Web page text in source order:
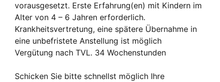
vorausgesetzt. Erste Erfahrung(en) mit Kindern im
Alter von 4 – 6 Jahren erforderlich.
Krankheitsvertretung, eine spätere Übernahme in
eine unbefristete Anstellung ist möglich
Vergütung nach TVL. 34 Wochenstunden
Schicken Sie bitte schnellst möglich Ihre